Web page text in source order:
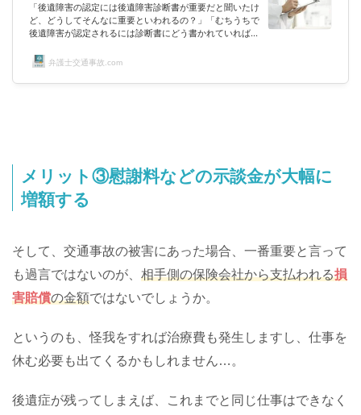
「後遺障害の認定には後遺障害診断書が重要だと聞いたけ
ど、どうしてそんなに重要といわれるの？」「むちうちで
後遺障害が認定されるには診断書にどう書かれていればい
イントはないの？」交通事故にあわれて後遺症が残ってし
まった方の中には、後遺障害の等級認定を申請すべく、診
断書の作成を依頼される方がいるかと思います。しかし、
弁護士交通事故.com
メリット③慰謝料などの示談金が大幅に
増額する
そして、交通事故の被害にあった場合、一番重要と言って
も過言ではないのが、 相手側の保険会社から支払われる損
害賠償の金額ではないでしょうか。
というのも、怪我をすれば治療費も発生しますし、仕事を
休む必要も出てくるかもしれません…。
後遺症が残ってしまえば、これまでと同じ仕事はできなく